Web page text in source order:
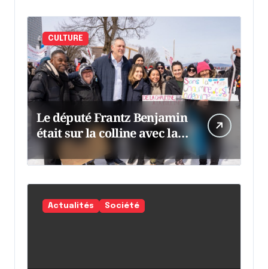
CULTURE
Le député Frantz Benjamin
était sur la colline avec la
chaumine
Actualités Société